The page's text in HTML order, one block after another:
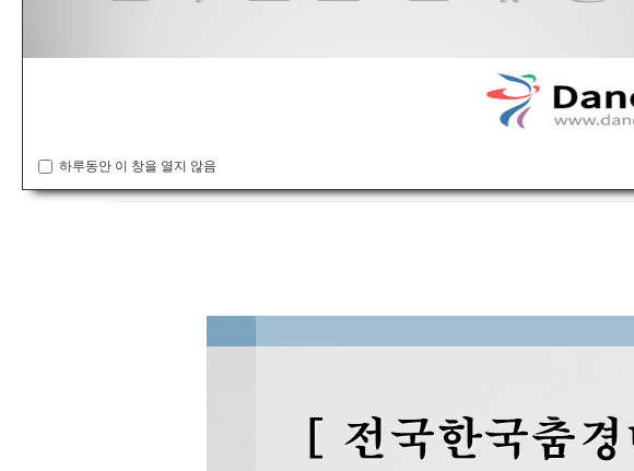
하루동안 이 창을 열지 않음